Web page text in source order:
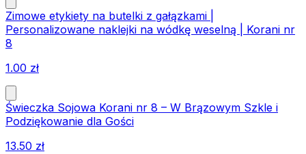
Zimowe etykiety na butelki z gałązkami |
Personalizowane naklejki na wódkę weselną | Korani nr
8
1.00 zł
Świeczka Sojowa Korani nr 8 – W Brązowym Szkle i
Podziękowanie dla Gości
13.50 zł